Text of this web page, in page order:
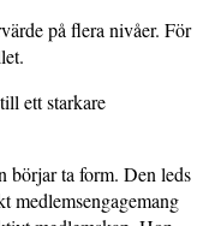
på flera nivåer. För
ett starkare
börjar ta form. Den leds
medlemsengagemang